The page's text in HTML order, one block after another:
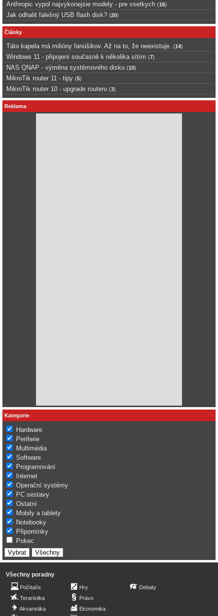
Anthropic vypol najvykonejsie modely - pre vsetkych (16)
Jak odhalit falešný USB flash disk? (20)
Články
Táto kapela má milióny fanúšikov. Až na to, že neexistuje. (14)
Windows 11 - připojení současně k několika sítím (7)
NAS QNAP - výměna systémového disku (10)
MikroTik router 11 - tipy (5)
MikroTik router 10 - upgrade routeru (3)
Reklama
Kategorie
Hardware
Periferie
Multimédia
Software
Programování
Internet
Operační systémy
PC sestavy
Ostatní
Mobily a tablety
Notebooky
Připomínky
Pokec
Všechny poradny
Počítače
Teraristika
Akvaristika
Hry
Právo
Ekonomika
Debaty